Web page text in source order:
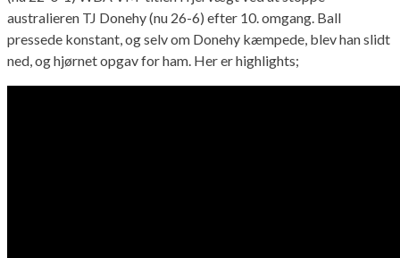
australieren TJ Donehy (nu 26-6) efter 10. omgang. Ball
pressede konstant, og selv om Donehy kæmpede, blev han slidt
ned, og hjørnet opgav for ham. Her er highlights;